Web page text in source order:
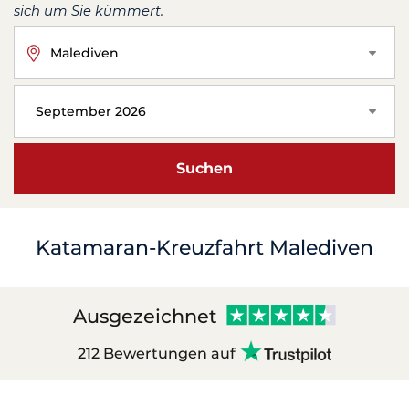
sich um Sie kümmert.
Malediven
September 2026
Suchen
Katamaran-Kreuzfahrt Malediven
Ausgezeichnet
212 Bewertungen auf